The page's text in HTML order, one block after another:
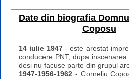
Date din biografia
Coposu
14 iulie 1947- este arestat
conducere PNT, dupa inscenarea
desi nu facuse parte din grupul
1947-1956-1962 - Corneliu